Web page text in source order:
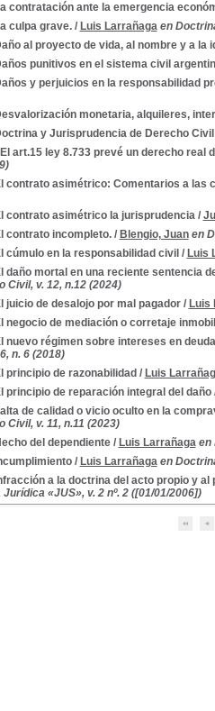
contratación ante la emergencia
culpa grave./ Luis Larrañaga en
al proyecto de vida, al nombre y a la
punitivos en el sistema civil
y perjuicios en la responsabilidad
monetaria, alquileres,
y Jurisprudencia de Derecho Civil
art.15 ley 8.733 prevé un derecho real
contrato asimétrico: Comentarios a las
contrato asimétrico la jurisprudencia/
contrato incompleto./ Blengio, Juan en
cúmulo en la responsabilidad civil / Luis
daño mortal en una reciente sentencia
Civil, v. 12, n.12 (2024)
juicio de desalojo por mal pagador/ Luis
negocio de mediación o corretaje
nuevo régimen sobre intereses en
n. 6 (2018)
principio de razonabilidad / Luis
principio de reparación integral del daño
de calidad o vicio oculto en la
Civil, v. 11, n.11 (2023)
del dependiente/ Luis Larrañaga en
/ Luis Larrañaga en
a la doctrina del acto propio y
«JUS», v. 2 nº. 2 ([01/01/2006])